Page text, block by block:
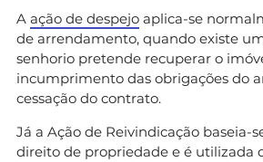
A ação de despejo aplica-se
de arrendamento, quando existe
senhorio pretende recuperar o
incumprimento das obrigações do
cessação do contrato.
Já a Ação de Reivindicação baseia-
direito de propriedade e é utilizada